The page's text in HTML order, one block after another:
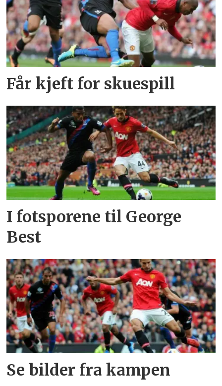
Får kjeft for skuespill
I fotsporene til George
Best
Se bilder fra kampen